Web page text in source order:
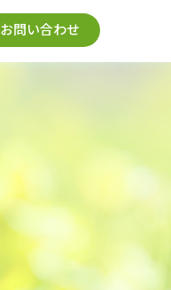
お問い合わせ